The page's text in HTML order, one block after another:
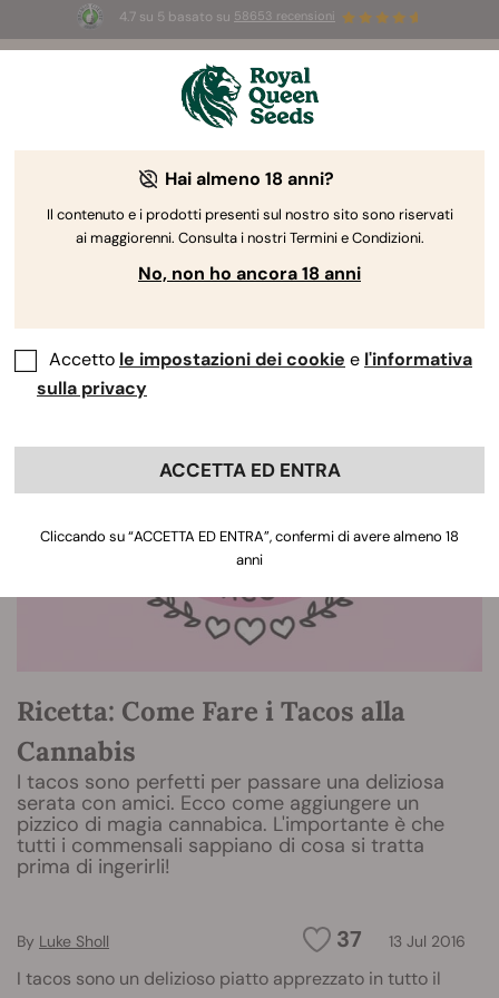
4.7 su 5 basato su 58653 recensioni
Summer Sales:Fino al 50% di sconto
su prodotti selezionati! ⏤
The RQS Blog
Ricetta: Come Fare i Tacos alla
Cannabis
I tacos sono perfetti per passare una deliziosa
serata con amici. Ecco come aggiungere un
pizzico di magia cannabica. L'importante è che
tutti i commensali sappiano di cosa si tratta
prima di ingerirli!
37 13 Jul 2016
By Luke Sholl
I tacos sono un delizioso piatto apprezzato in tutto il
Hai almeno 18 anni?
Il contenuto e i prodotti presenti sul nostro sito sono riservati
ai maggiorenni. Consulta i nostri Termini e Condizioni.
No, non ho ancora 18 anni
Accetto le impostazioni dei cookie e l'informativa
sulla privacy
ACCETTA ED ENTRA
Cliccando su “ACCETTA ED ENTRA”, confermi di avere almeno 18
anni